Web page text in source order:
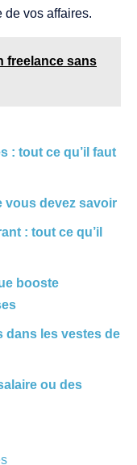
de vos affaires.
freelance sans
: tout ce qu’il faut
vous devez savoir
: tout ce qu’il
booste
dans les vestes de
ou des